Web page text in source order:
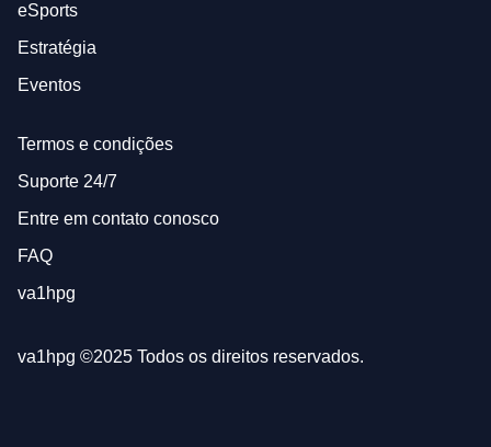
eSports
Estratégia
Eventos
Termos e condições
Suporte 24/7
Entre em contato conosco
FAQ
va1hpg
va1hpg ©2025 Todos os direitos reservados.